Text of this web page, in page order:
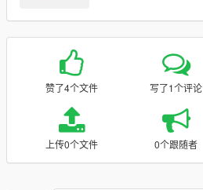
赞了4个文件 写了1个评论
上传0个文件 0个跟随者